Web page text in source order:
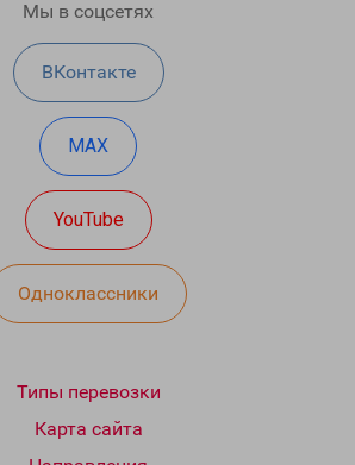
Мы в соцсетях
ВКонтакте
MAX
YouTube
Одноклассники
Типы перевозки
Карта сайта